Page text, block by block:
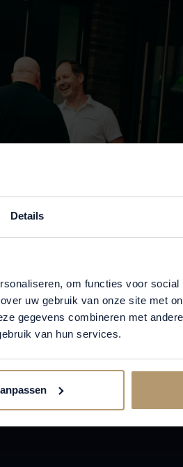
Details
om functies voor social
uw gebruik van onze site met
gegevens combineren met
van hun services.